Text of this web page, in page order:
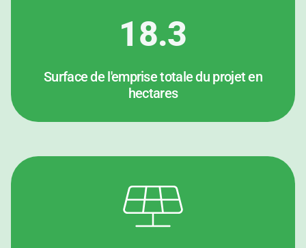
18.3
Surface de l'emprise totale du projet en
hectares